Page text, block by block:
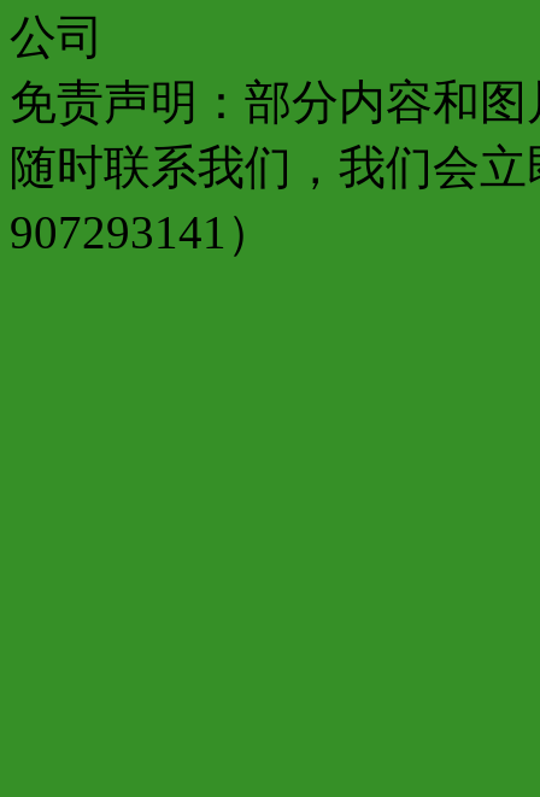
公司
免责声明：部分内容和
随时联系我们，我们会
907293141）